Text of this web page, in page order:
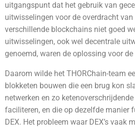
uitgangspunt dat het gebruik van
uitwisselingen voor de overdracht
verschillende blockchains niet goed
uitwisselingen, ook wel decentrale
genoemd, waren de oplossing voor
Daarom wilde het THORChain-team
blokketen bouwen die een brug kon
netwerken en zo
faciliteren, en die op dezelfde manier
DEX. Het probleem waar DEX’s vaak